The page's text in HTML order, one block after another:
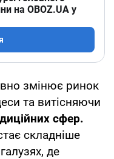
на OBOZ.UA у
змінює ринок
та витісняючи
сфер.
складніше
де